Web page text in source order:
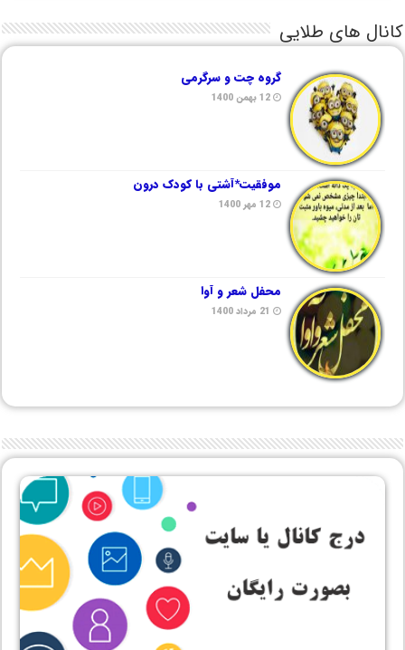
کانال های طلایی
گروه چت و سرگرمی
12 بهمن 1400
موفقیت*آشتی با کودک درون
12 مهر 1400
محفل شعر و آوا
21 مرداد 1400